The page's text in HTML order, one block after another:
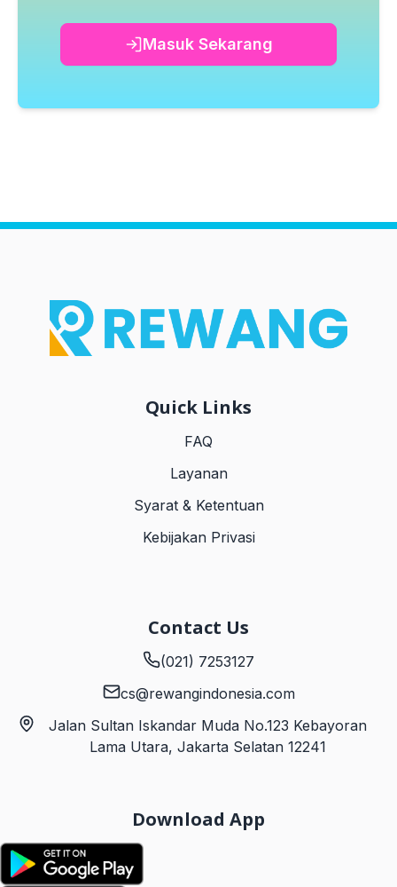
Masuk Sekarang
Quick Links
FAQ
Layanan
Syarat & Ketentuan
Kebijakan Privasi
Contact Us
(021) 7253127
cs@rewangindonesia.com
Jalan Sultan Iskandar Muda No.123 Kebayoran
Lama Utara, Jakarta Selatan 12241
Download App